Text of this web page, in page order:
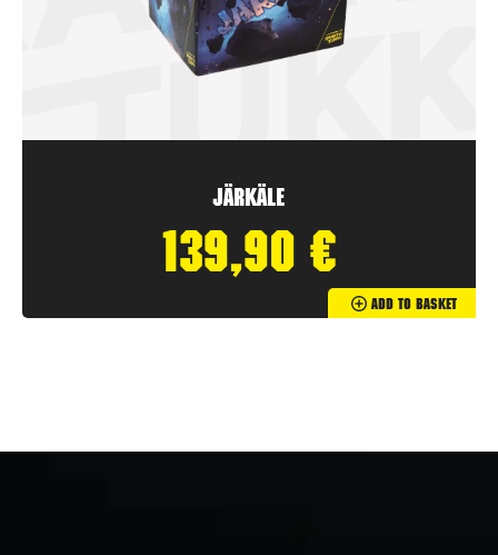
Järkäle
139,90 €
Add To Basket